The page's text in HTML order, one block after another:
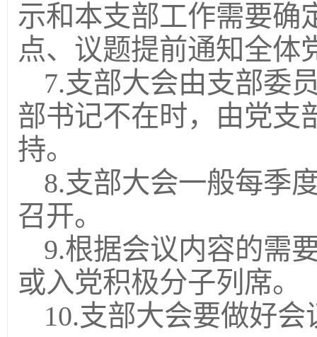
示和本支部工作需要确
点、议题提前通知全体
7.支部大会由支部委
部书记不在时，由党支
持。
8.支部大会一般每季
召开。
9.根据会议内容的需
或入党积极分子列席。
10.支部大会要做好会